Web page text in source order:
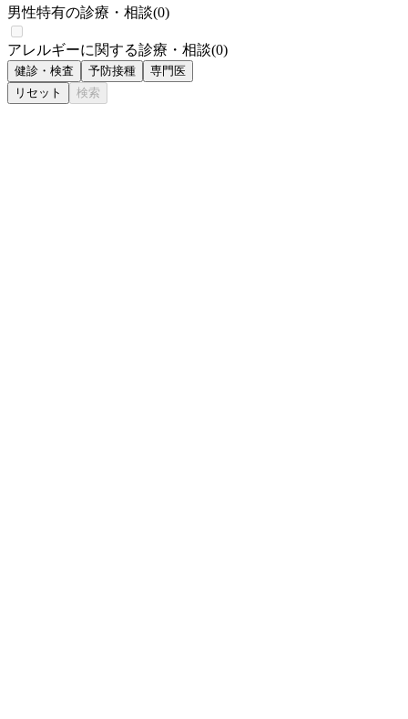
男性特有の診療・相談(0)
アレルギーに関する診療・相談(0)
健診・検査 予防接種
専門医
リセット
検索